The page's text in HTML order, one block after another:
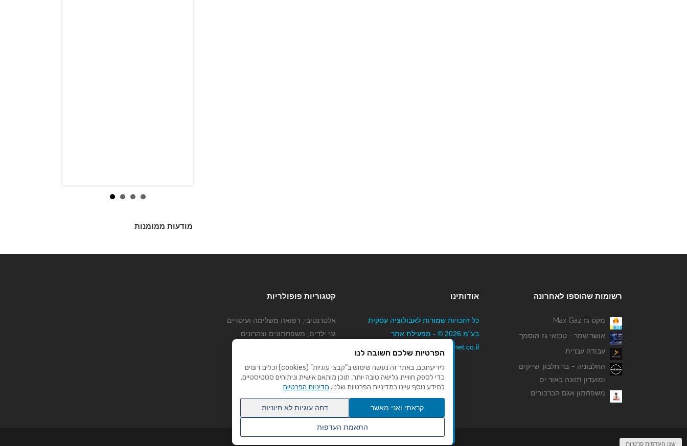
מודעות ממומנות
רשומות שהוספו לאחרונה
מקס גז Max Gaz
אושר שמר - טכנאי גז מוסמך
עבודה עברית
החלבוניה – בר חלבון, שייקים
ומועדון תזונה באור ים
משפחתון אגם הברבורים
אודותינו
כל הזכויות שמורות לאבולוציה עסקית
בע"מ 2026 © - מפעילת אתר
Mybiznet.co.il
קטגוריות פופולריות
אלטרנטיבי, רפואה משלימה ועיסויים
גני ילדים, משפחתונים וצהרונים
הפרטיות שלכם חשובה לנו
לידיעתכם, באתר זה נעשה שימוש ב"קבצי עוגיות" (cookies) וכלים דומים
כדי לספק חוויית גלישה טובה יותר, תוכן מותאם אישית וניתוחים סטטיסטיים.
למידע נוסף עיינו במדיניות הפרטיות שלנו. מדיניות הפרטיות
קראתי ואני מאשר דחה עוגיות לא חיוניות
התאמת העדפות
שנו העדפות פרטיות